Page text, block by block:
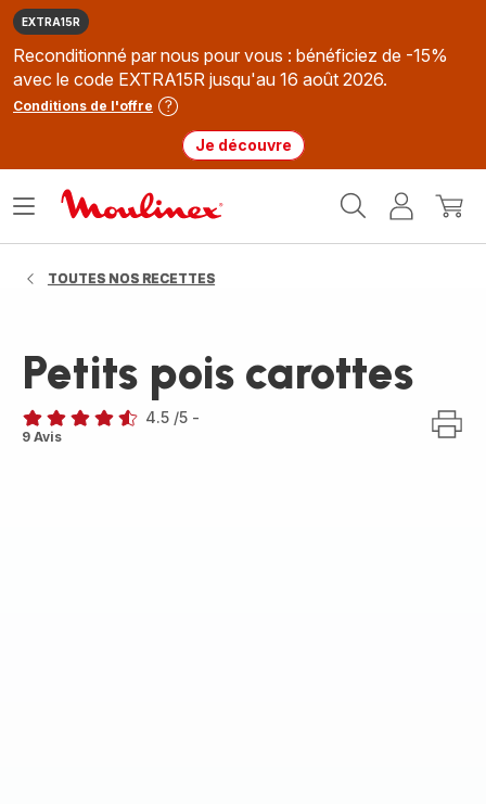
EXTRA15R
Reconditionné par nous pour vous : bénéficiez de -15%
avec le code EXTRA15R jusqu'au 16 août 2026.
Conditions de l'offre
Je découvre
MonMon
Ouvrir
TOUTES NOS RECETTES
Petits pois carottes
ratings.4.5
4.5 /5 -
9 Avis